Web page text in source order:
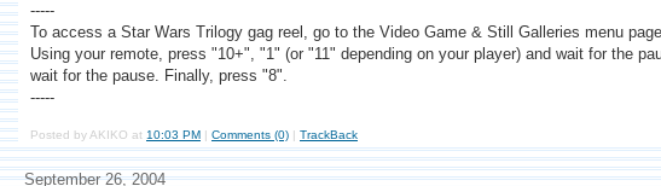
-----
To access a Star Wars Trilogy gag reel, go to the Video Game & Still Galleries menu
Using your remote, press "10+", "1" (or "11" depending on your player) and wait for the
wait for the pause. Finally, press "8".
-----
Posted by AKIKO at 10:03 PM | Comments (0) | TrackBack
September 26, 2004